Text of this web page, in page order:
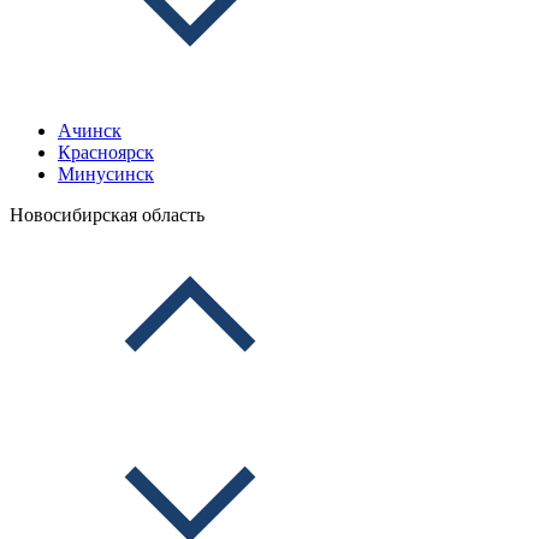
Ачинск
Красноярск
Минусинск
Новосибирская область